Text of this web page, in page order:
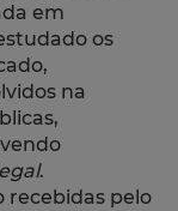
em
os
na
.
recebidas pelo